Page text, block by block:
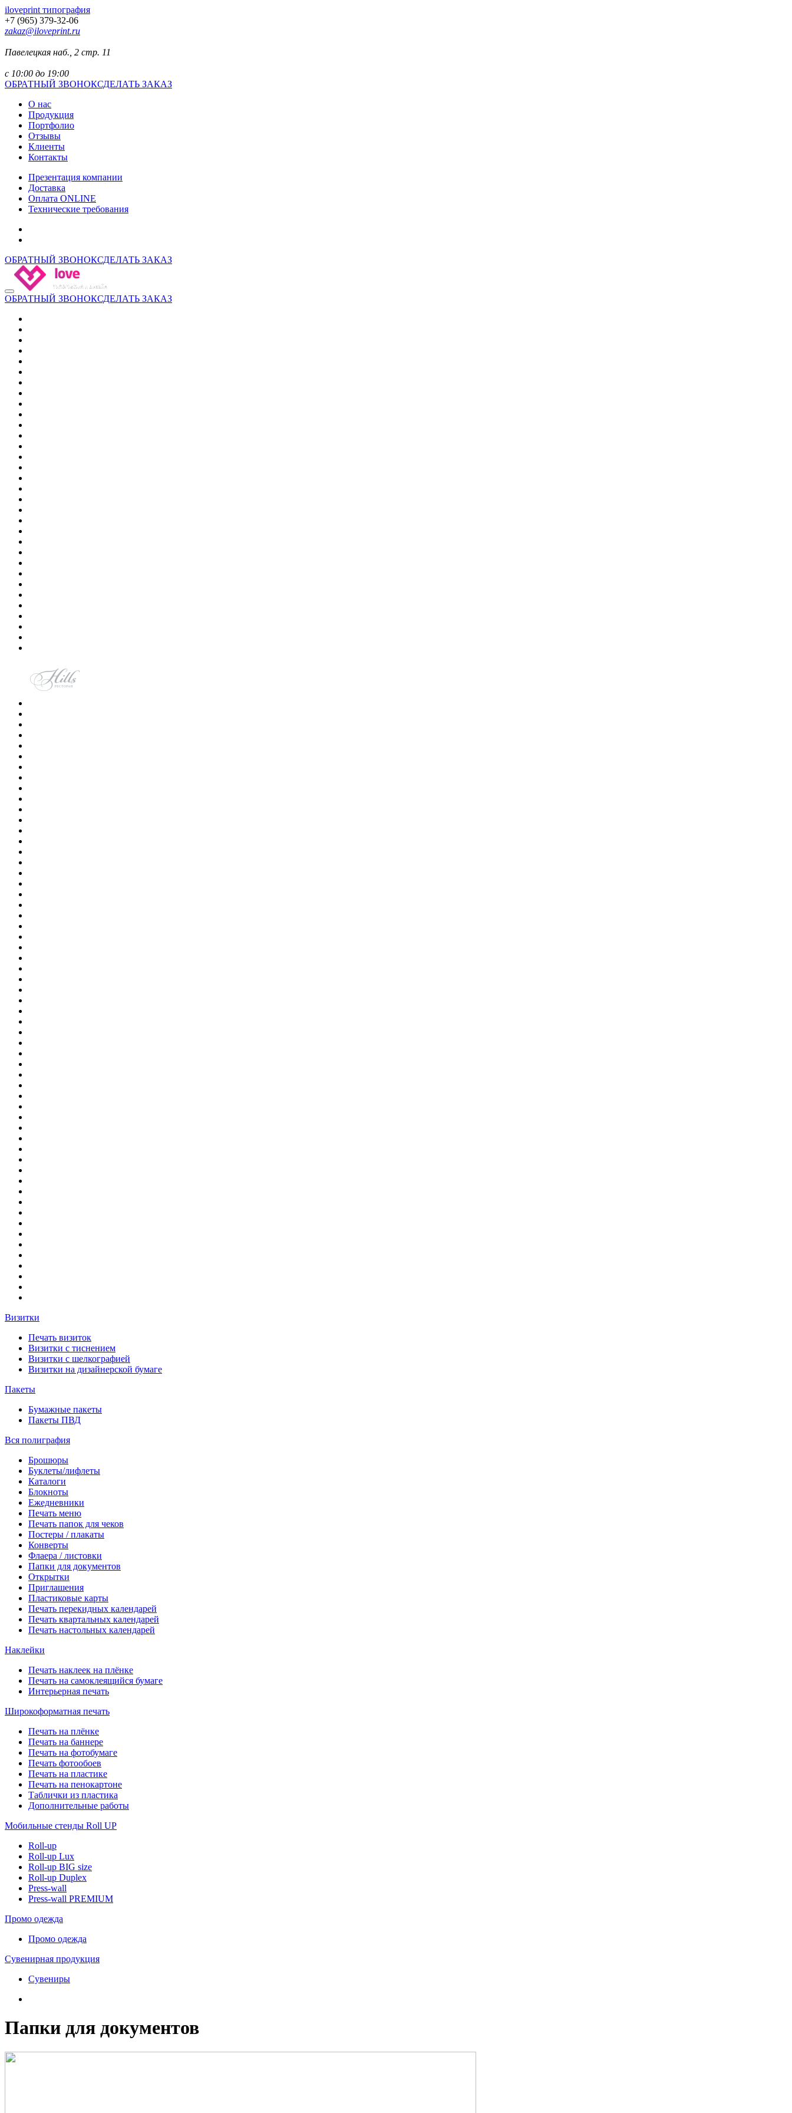
iloveprint типография
+7 (965) 379-32-06
zakaz@iloveprint.ru
Павелецкая наб., 2 стр. 11
с 10:00 до 19:00
ОБРАТНЫЙ ЗВОНОКСДЕЛАТЬ ЗАКАЗ
О нас
Продукция
Портфолио
Отзывы
Клиенты
Контакты
Презентация компании
Доставка
Оплата ONLINE
Технические требования
ОБРАТНЫЙ ЗВОНОКСДЕЛАТЬ ЗАКАЗ
ОБРАТНЫЙ ЗВОНОКСДЕЛАТЬ ЗАКАЗ
Визитки
Печать визиток
Визитки с тиснением
Визитки с шелкографией
Визитки на дизайнерской бумаге
Пакеты
Бумажные пакеты
Пакеты ПВД
Вся полиграфия
Брошюры
Буклеты/лифлеты
Каталоги
Блокноты
Ежедневники
Печать меню
Печать папок для чеков
Постеры / плакаты
Конверты
Флаера / листовки
Папки для документов
Открытки
Приглашения
Пластиковые карты
Печать перекидных календарей
Печать квартальных календарей
Печать настольных календарей
Наклейки
Печать наклеек на плёнке
Печать на самоклеящийся бумаге
Интерьерная печать
Широкоформатная печать
Печать на плёнке
Печать на баннере
Печать на фотобумаге
Печать фотообоев
Печать на пластике
Печать на пенокартоне
Таблички из пластика
Дополнительные работы
Мобильные стенды Roll UP
Roll-up
Roll-up Lux
Roll-up BIG size
Roll-up Duplex
Press-wall
Press-wall PREMIUM
Промо одежда
Промо одежда
Сувенирная продукция
Сувениры
Папки для документов